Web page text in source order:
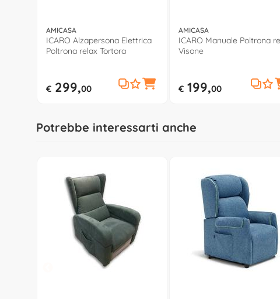
AMICASA
ICARO Alzapersona Elettrica
Poltrona relax Tortora
€ 299,00
AMICASA
ICARO Manuale Poltrona
Visone
€ 199,00
Potrebbe interessarti anche